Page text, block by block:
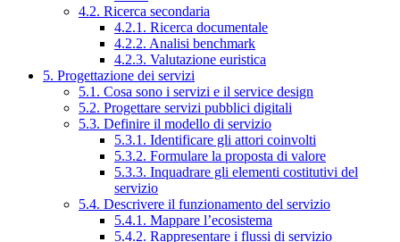
4.2. Ricerca secondaria
4.2.1. Ricerca documentale
4.2.2. Analisi benchmark
4.2.3. Valutazione euristica
5. Progettazione dei servizi
5.1. Cosa sono i servizi e il service design
5.2. Progettare servizi pubblici digitali
5.3. Definire il modello di servizio
5.3.1. Identificare gli attori coinvolti
5.3.2. Formulare la proposta di valore
5.3.3. Inquadrare gli elementi costitutivi del
servizio
5.4. Descrivere il funzionamento del servizio
5.4.1. Mappare l’ecosistema
5.4.2. Rappresentare i flussi di servizio